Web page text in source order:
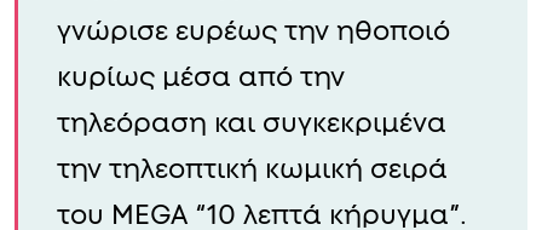
γνώρισε ευρέως την ηθοποιό
κυρίως μέσα από την
τηλεόραση και συγκεκριμένα
την τηλεοπτική κωμική σειρά
του MEGA “10 λεπτά κήρυγμα”.